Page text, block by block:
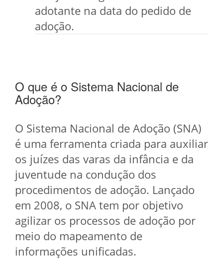
adotante na data do pedido de
adoção.
O que é o Sistema Nacional de
Adoção?
O Sistema Nacional de Adoção (SNA)
é uma ferramenta criada para auxiliar
os juízes das varas da infância e da
juventude na condução dos
procedimentos de adoção. Lançado
em 2008, o SNA tem por objetivo
agilizar os processos de adoção por
meio do mapeamento de
informações unificadas.